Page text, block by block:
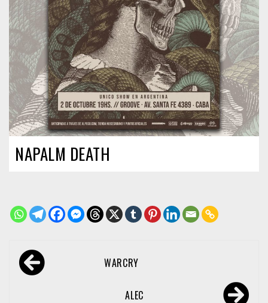
NAPALM DEATH
Navegación
de WARCRY
ALEC